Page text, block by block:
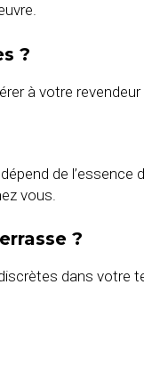
?
à votre revendeur
de
vous.
?
dans votre